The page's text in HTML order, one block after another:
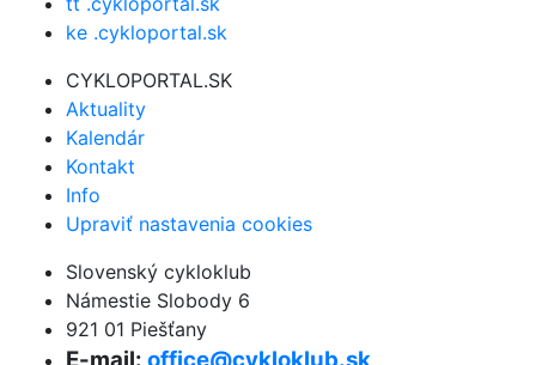
ke .cykloportal.sk
CYKLOPORTAL.SK
Aktuality
Kalendár
Kontakt
Info
Upraviť nastavenia cookies
Slovenský cykloklub
Námestie Slobody 6
921 01 Piešťany